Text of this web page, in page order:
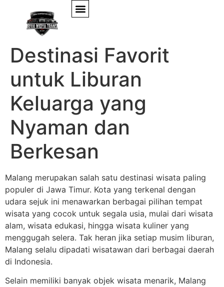
Wisata Kota Malang:
Destinasi Favorit
untuk Liburan
Keluarga yang
Nyaman dan
Berkesan
Malang merupakan salah satu destinasi wisata paling
populer di Jawa Timur. Kota yang terkenal dengan
udara sejuk ini menawarkan berbagai pilihan tempat
wisata yang cocok untuk segala usia, mulai dari wisata
alam, wisata edukasi, hingga wisata kuliner yang
menggugah selera. Tak heran jika setiap musim liburan,
Malang selalu dipadati wisatawan dari berbagai daerah
di Indonesia.
Selain memiliki banyak objek wisata menarik, Malang